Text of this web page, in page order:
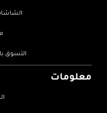
التسوق
معلومات